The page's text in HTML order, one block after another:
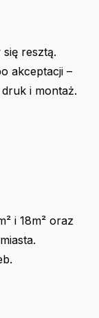
resztą.
akceptacji –
i montaż.
i 18m² oraz